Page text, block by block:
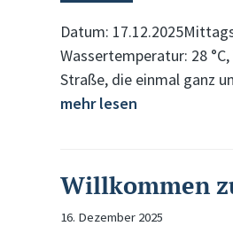
Datum:
Wassertemperatur: 28
Straße, die einmal ganz
mehr lesen
Willkommen
16. Dezember 2025